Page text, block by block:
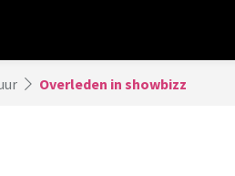
Overleden in showbizz